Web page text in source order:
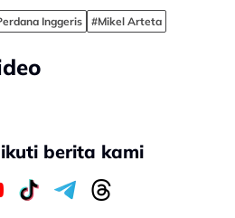
Inggeris #Mikel Arteta
berita kami